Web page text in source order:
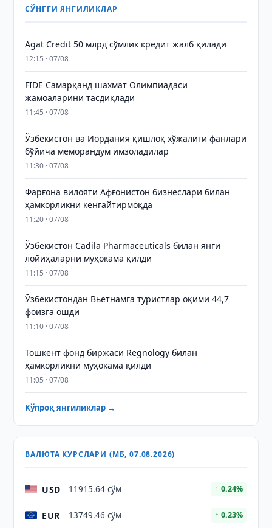
СЎНГГИ ЯНГИЛИКЛАР
Agat Credit 50 млрд сўмлик кредит жалб қилади
12:15 · 07/08
FIDE Самарқанд шахмат Олимпиадаси
жамоаларини тасдиқлади
11:45 · 07/08
Ўзбекистон ва Иордания қишлоқ хўжалиги фанлари
бўйича меморандум имзоладилар
11:30 · 07/08
Фарғона вилояти Афғонистон бизнеслари билан
ҳамкорликни кенгайтирмоқда
11:20 · 07/08
Ўзбекистон Cadila Pharmaceuticals билан янги
лойиҳаларни муҳокама қилди
11:15 · 07/08
Ўзбекистондан Вьетнамга туристлар оқими 44,7
фоизга ошди
11:10 · 07/08
Тошкент фонд биржаси Regnology билан
ҳамкорликни муҳокама қилди
11:05 · 07/08
Кўпроқ янгиликлар →
ВАЛЮТА КУРСЛАРИ (МБ, 07.08.2026)
USD 11915.64 сўм ↑ 0.24%
EUR 13749.46 сўм ↑ 0.23%